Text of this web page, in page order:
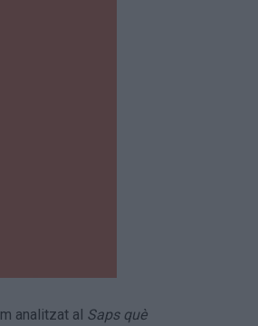
analitzat al Saps què